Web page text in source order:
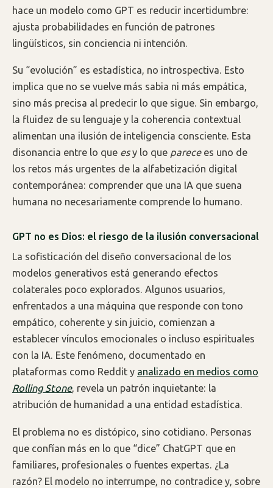
hace un modelo como GPT es reducir incertidumbre:
ajusta probabilidades en función de patrones
lingüísticos, sin conciencia ni intención.
Su “evolución” es estadística, no introspectiva. Esto
implica que no se vuelve más sabia ni más empática,
sino más precisa al predecir lo que sigue. Sin embargo,
la fluidez de su lenguaje y la coherencia contextual
alimentan una ilusión de inteligencia consciente. Esta
disonancia entre lo que esy lo que parecees uno de
los retos más urgentes de la alfabetización digital
contemporánea: comprender que una IA que suena
humana no necesariamente comprende lo humano.
GPT no es Dios: el riesgo de la ilusión conversacional
La sofisticación del diseño conversacional de los
modelos generativos está generando efectos
colaterales poco explorados. Algunos usuarios,
enfrentados a una máquina que responde con tono
empático, coherente y sin juicio, comienzan a
establecer vínculos emocionales o incluso espirituales
con la IA. Este fenómeno, documentado en
plataformas como Reddit y analizado en medios como
Rolling Stone, revela un patrón inquietante: la
atribución de humanidad a una entidad estadística.
El problema no es distópico, sino cotidiano. Personas
que confían más en lo que “dice” ChatGPT que en
familiares, profesionales o fuentes expertas. ¿La
razón? El modelo no interrumpe, no contradice y, sobre